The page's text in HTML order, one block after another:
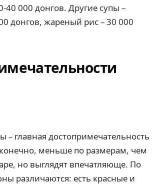
40 000 донгов. Другие супы –
донгов, жареный рис – 30 000
– главная достопримечательность
меньше по размерам, чем
но выглядят впечатляюще. По
различаются: есть красные и